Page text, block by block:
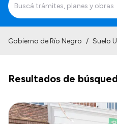
Gobierno de Río Negro / Suelo
Resultados de